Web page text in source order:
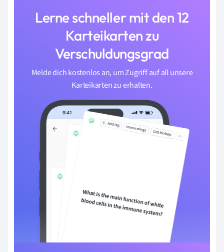
Lerne schneller mit den 12
Karteikarten zu
Verschuldungsgrad
Melde dich kostenlos an, um Zugriff auf all unsere
Karteikarten zu erhalten.